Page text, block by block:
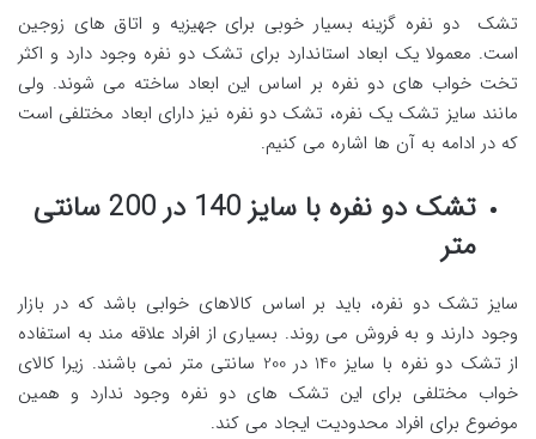
تشک دو نفره گزینه بسیار خوبی برای جهیزیه و اتاق های زوجین
است. معمولا یک ابعاد استاندارد برای تشک دو نفره وجود دارد و اکثر
تخت خواب های دو نفره بر اساس این ابعاد ساخته می شوند. ولی
مانند سایز تشک یک نفره، تشک دو نفره نیز دارای ابعاد مختلفی است
که در ادامه به آن ها اشاره می کنیم.
تشک دو نفره با سایز 140 در 200 سانتی
متر
سایز تشک دو نفره، باید بر اساس کالاهای خوابی باشد که در بازار
وجود دارند و به فروش می روند. بسیاری از افراد علاقه مند به استفاده
از تشک دو نفره با سایز 140 در 200 سانتی متر نمی باشند. زیرا کالای
خواب مختلفی برای این تشک های دو نفره وجود ندارد و همین
موضوع برای افراد محدودیت ایجاد می کند.